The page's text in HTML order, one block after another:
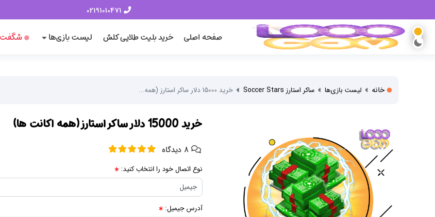
صفحه اصلی خرید بلیت طلایی کلش لیست بازی‌ها
خانه لیست بازی‌ها ساکر استارز Soccer Stars خرید 15000 دلار ساکر استارز (همه...
خرید 15000 دلار ساکر استارز (همه اکانت ها)
نوع اتصال خود را انتخاب کنید:
آدرس جیمیل: